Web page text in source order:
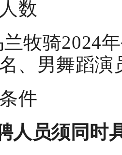
数
牧骑2024
名、男舞蹈演
件
人员须同时